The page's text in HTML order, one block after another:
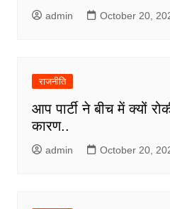
admin October 20,
राजनीति
आप पार्टी ने बीच में क्यों
कारण..
admin October 20,